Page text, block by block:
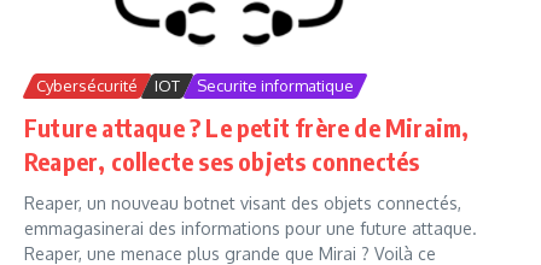
Cybersécurité IOT Securite informatique
Future attaque ? Le petit frère de Miraim,
Reaper, collecte ses objets connectés
Reaper, un nouveau botnet visant des objets connectés,
emmagasinerai des informations pour une future attaque.
Reaper, une menace plus grande que Mirai ? Voilà ce